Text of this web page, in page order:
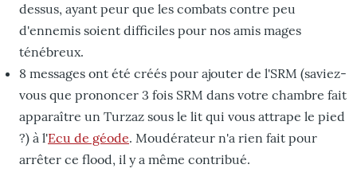
dessus, ayant peur que les combats contre peu
d'ennemis soient difficiles pour nos amis mages
ténébreux.
8 messages ont été créés pour ajouter de l'SRM (saviez-
vous que prononcer 3 fois SRM dans votre chambre fait
apparaître un Turzaz sous le lit qui vous attrape le pied
?) à l'Ecu de géode. Moudérateur n'a rien fait pour
arrêter ce flood, il y a même contribué.